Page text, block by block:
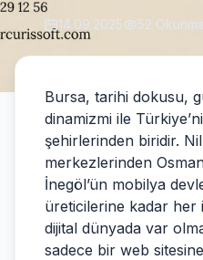
14.09.2025 52 Okunma
Bursa, tarihi dokusu,
dinamizmi ile
şehirlerinden biridir.
merkezlerinden
İnegöl’ün mobilya
üreticilerine kadar her
dijital dünyada var
sadece bir web